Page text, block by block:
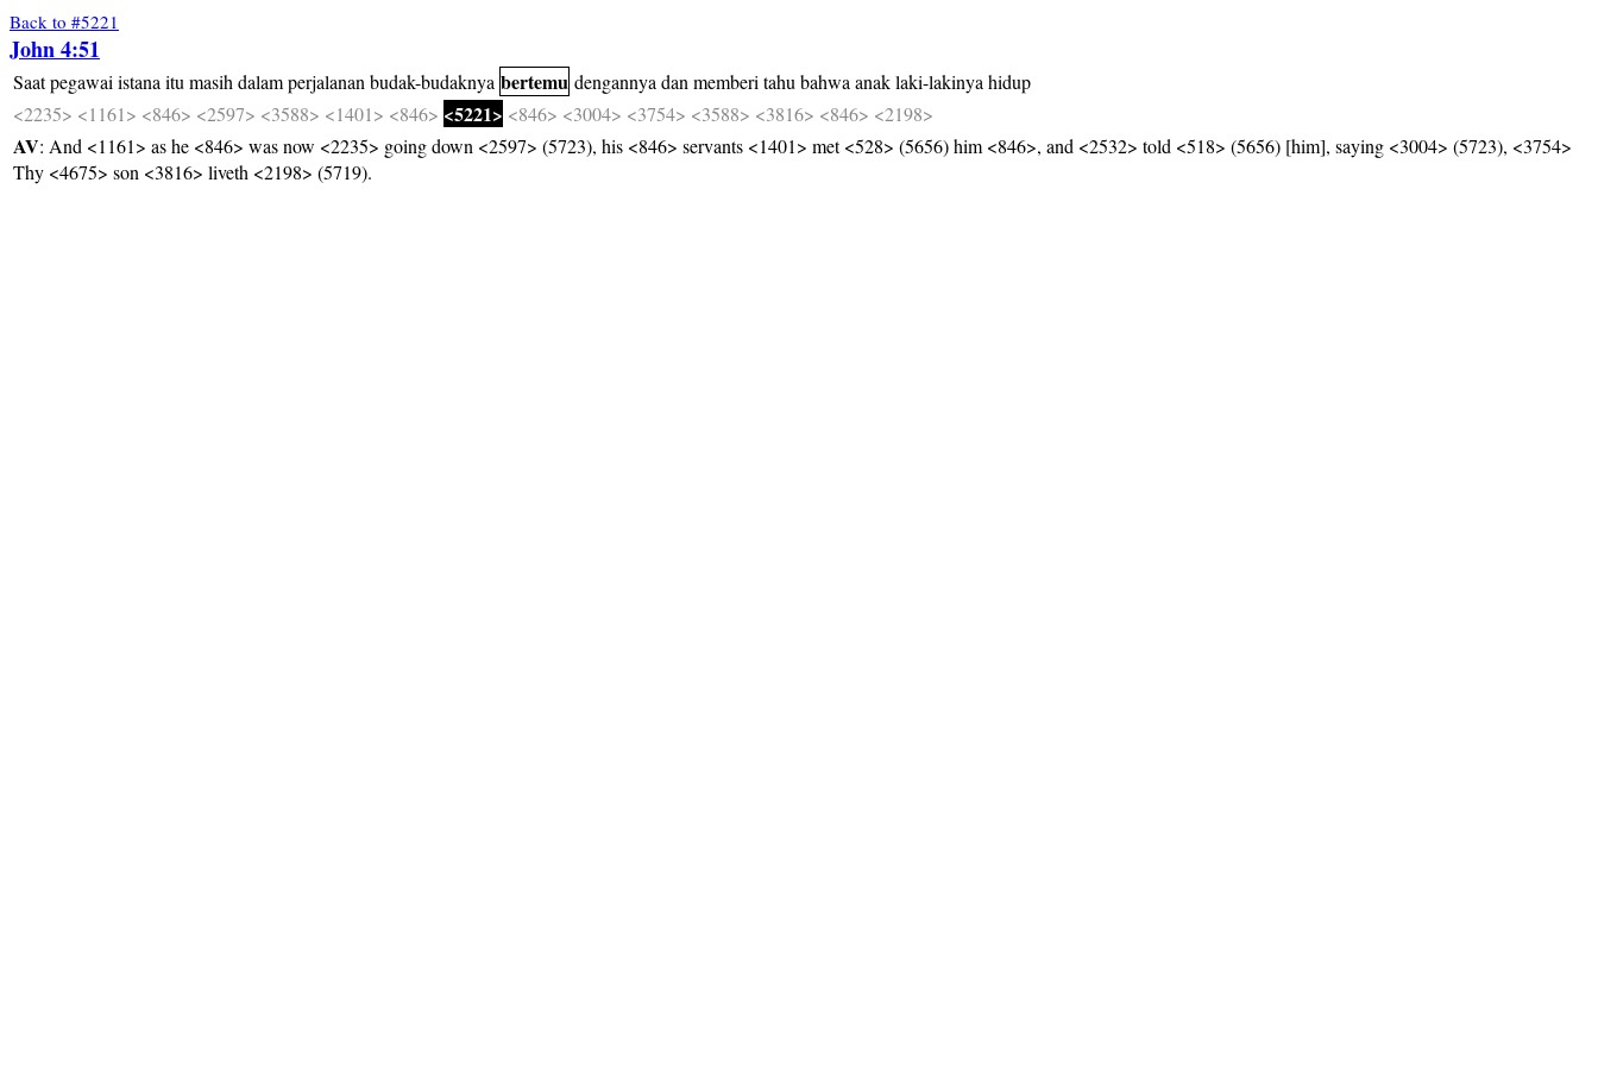
Back to #5221
John 4:51
Saatpegawai istana itu masih dalamperjalanan budak-budaknya bertemu dengannya dan memberi tahu bahwa anaklaki-lakinya hidup
<2235> <1161> <846> <2597> <3588> <1401> <846> <5221> <846> <3004> <3754> <3588> <3816> <846> <2198>
AV: And <1161> as he <846> was now <2235> going down <2597> (5723), his <846> servants <1401> met <528> (5656) him <846>, and <2532> told <518> (5656) [him], saying <3004> (5723), <3754>
Thy <4675> son <3816> liveth <2198> (5719).